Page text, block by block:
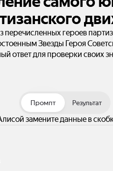
перечисленных героев
Звезды Героя
ответ для проверки своих
Промпт Результат
замените данные в